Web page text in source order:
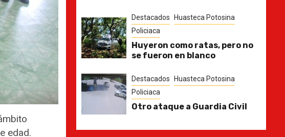
edad.
Destacados
Huasteca Potosina
Policiaca
Huyeron como ratas, pero no
se fueron en blanco
Destacados
Huasteca Potosina
Policiaca
Otro ataque a Guardia Civil